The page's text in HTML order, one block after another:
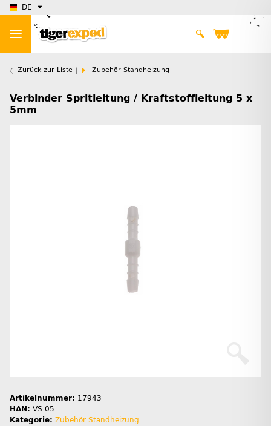
DE
Zurück zur Liste Zubehör Standheizung
Verbinder Spritleitung / Kraftstoffleitung 5 x
5mm
Artikelnummer: 17943
HAN: VS 05
Kategorie: Zubehör Standheizung